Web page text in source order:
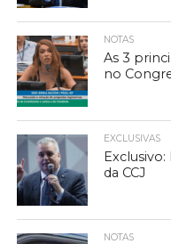
NOTAS
As 3
no
EXCLUSIVAS
da CCJ
NOTAS